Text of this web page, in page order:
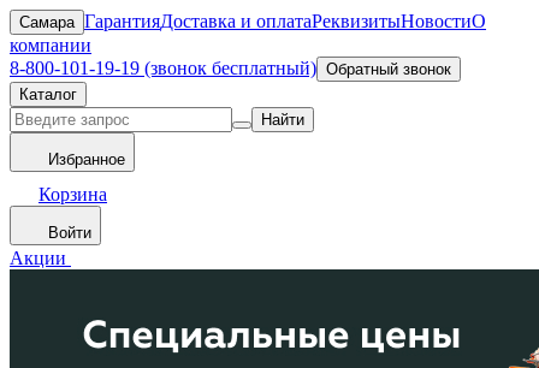
Самара ГарантияДоставка и оплатаРеквизитыНовостиО
компании
8-800-101-19-19 (звонок бесплатный) Обратный звонок
Каталог
Найти
Избранное
Корзина
Войти
Акции